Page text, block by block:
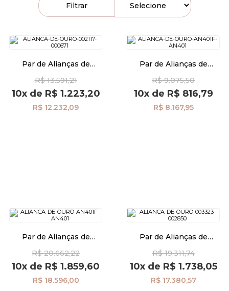
Filtrar
Par de Alianças de
Anatômica Frisos al40030D1
R$ 13.591,21
10xde R$ 1.223,20
R$ 12.232,09
Par de Alianças de
Anatômica 4,0mm al40034
R$ 9.075,50
10xde R$ 816,79
R$ 8.167,95
Par de Alianças de
Anatômica 3,8mm Diamante
al40039
R$ 20.662,22
10x de R$ 1.859,60
R$ 18.596,00
Par de Alianças de
com Diamante al40029d2
R$ 19.311,74
10xde R$ 1.738,05
R$ 17.380,57
Pulseiras
OFERTAS